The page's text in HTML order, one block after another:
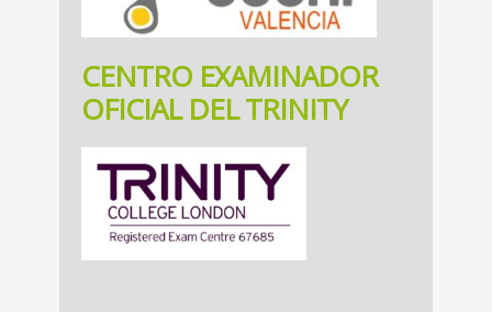
CENTRO EXAMINADOR
OFICIAL DEL TRINITY